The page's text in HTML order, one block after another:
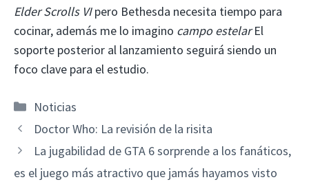
Elder Scrolls VIpero Bethesda necesita tiempo para
cocinar, además me lo imagino campo estelarEl
soporte posterior al lanzamiento seguirá siendo un
foco clave para el estudio.
Categorías
Noticias
Doctor Who: La revisión de la risita
La jugabilidad de GTA 6 sorprende a los fanáticos,
es el juego más atractivo que jamás hayamos visto